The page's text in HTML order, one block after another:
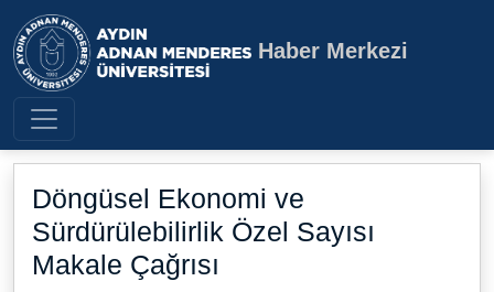
Aydın Adnan Menderes
Haber Merkezi
Döngüsel Ekonomi ve
Sürdürülebilirlik Özel Sayısı
Makale Çağrısı